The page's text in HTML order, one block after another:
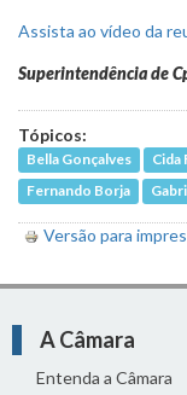
Assista ao vídeo da
Superintendência de
Tópicos:
Bella Gonçalves Cida
Fernando Borja
Versão para
A Câmara
Entenda a Câmara